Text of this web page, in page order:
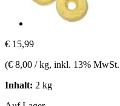
€ 15,99
(€ 8,00 / kg, inkl. 13% MwSt.
Inhalt: 2 kg